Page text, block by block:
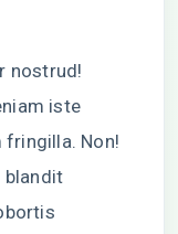
nostrud!
iste
fringilla. Non!
blandit